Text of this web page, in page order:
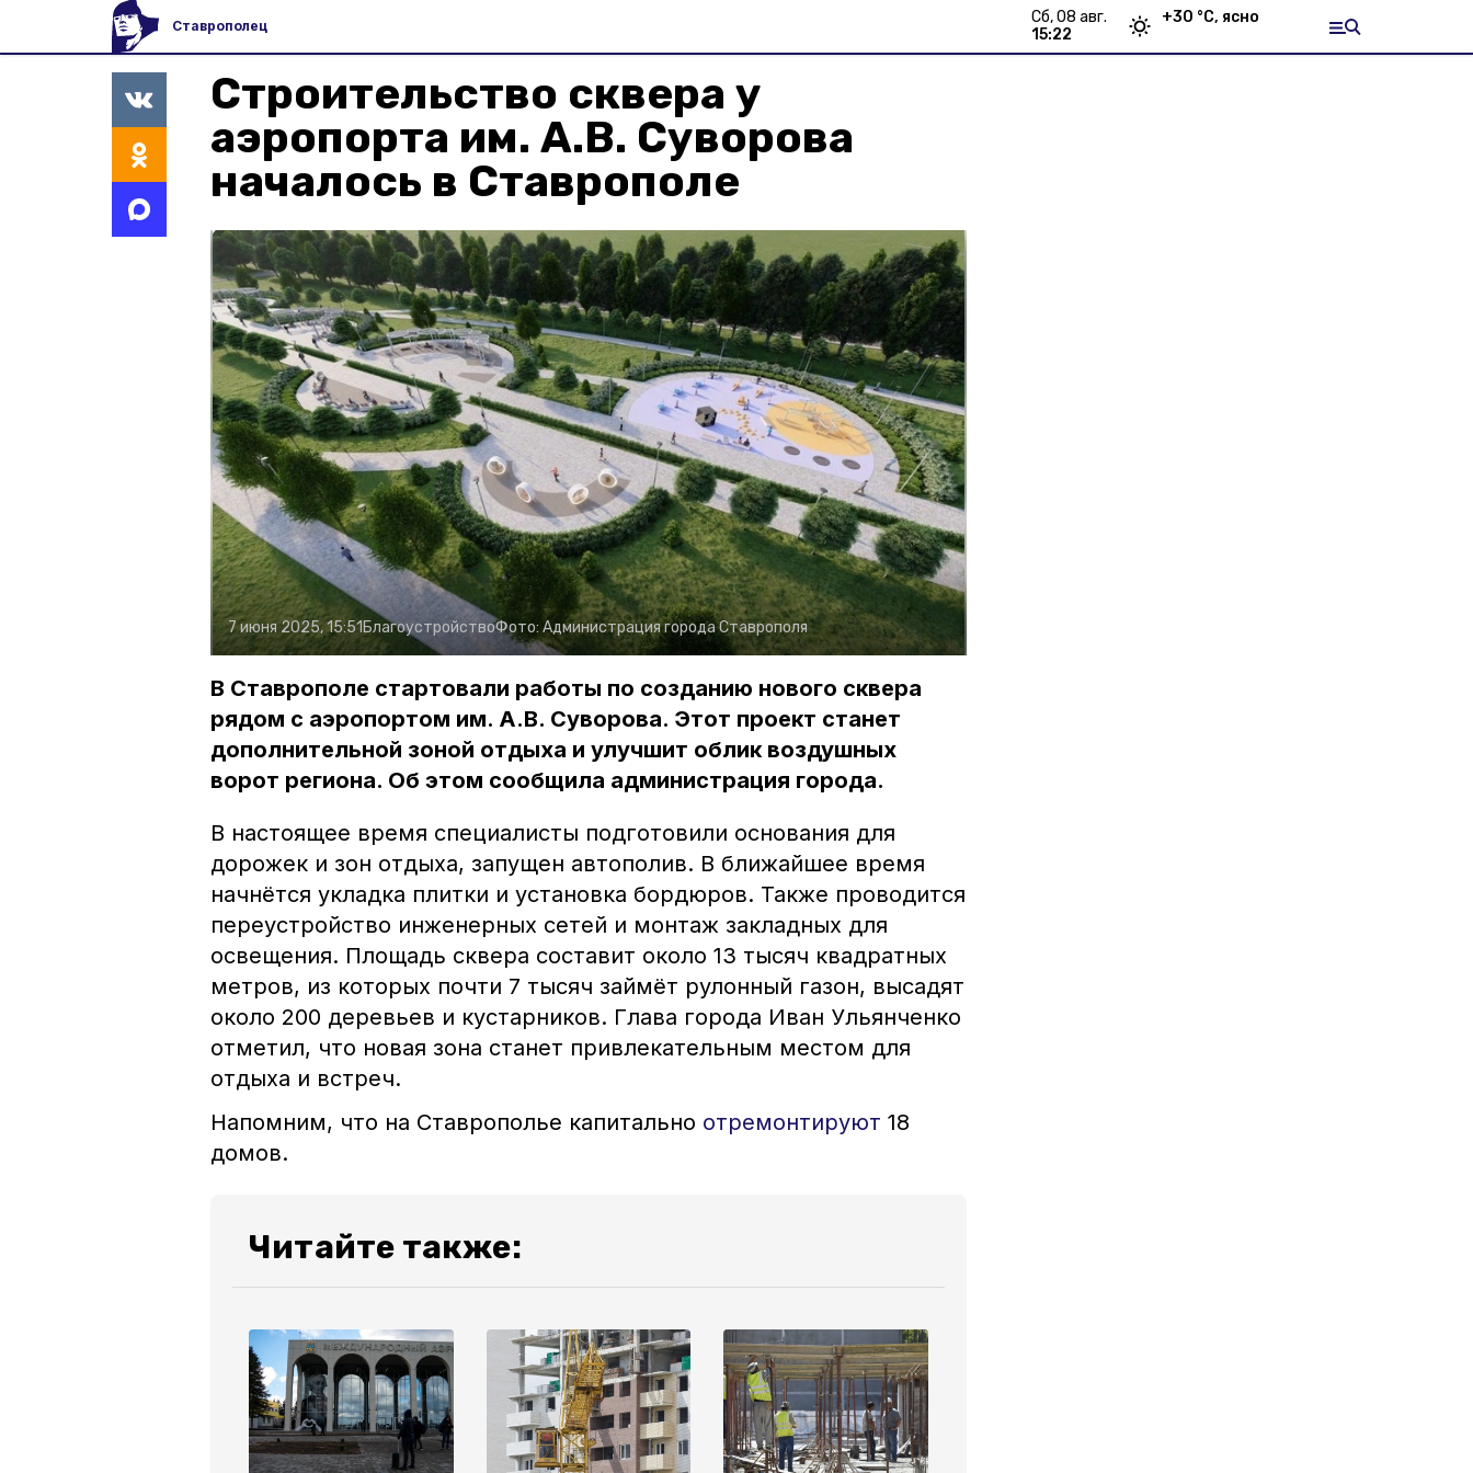
Ставрополец
сб, 08 авг.
15:22
+30 °С, ясно
Строительство сквера у
аэропорта им. А.В. Суворова
началось в Ставрополе
7 июня 2025, 15:51 БлагоустройствоФото: Администрация города Ставрополя
В Ставрополе стартовали работы по созданию нового сквера
рядом с аэропортом им. А.В. Суворова. Этот проект станет
дополнительной зоной отдыха и улучшит облик воздушных
ворот региона. Об этом сообщила администрация города.
В настоящее время специалисты подготовили основания для
дорожек и зон отдыха, запущен автополив. В ближайшее время
начнётся укладка плитки и установка бордюров. Также проводится
переустройство инженерных сетей и монтаж закладных для
освещения. Площадь сквера составит около 13 тысяч квадратных
метров, из которых почти 7 тысяч займёт рулонный газон, высадят
около 200 деревьев и кустарников. Глава города Иван Ульянченко
отметил, что новая зона станет привлекательным местом для
отдыха и встреч.
Напомним, что на Ставрополье капитально отремонтируют 18
домов.
Читайте также: